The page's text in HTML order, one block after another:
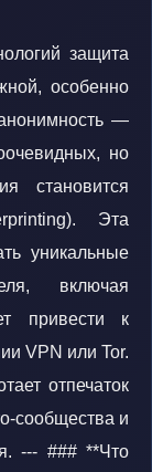
защита
особенно
—
но
становится
Эта
уникальные
включая
привести к
VPN или Tor.
отпечаток
сообщества и
--- ### **Что